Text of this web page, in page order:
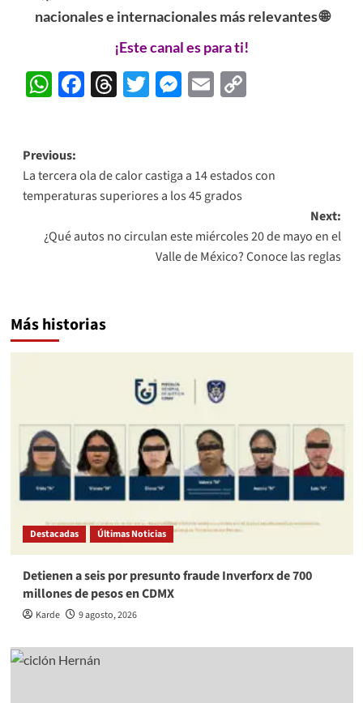
nacionales e internacionales más relevantes 🌐
¡Este canal es para ti!
WhatsApp
Facebook
Threads
Twitter
Messenger
EmailCopy
Post
navigation
Previous:
La tercera ola de calor castiga a 14 estados con
temperaturas superiores a los 45 grados
Next:
¿Qué autos no circulan este miércoles 20 de mayo en el
Valle de México? Conoce las reglas
Más historias
Destacadas Últimas Noticias
Detienen a seis por presunto fraude Inverforx de 700
millones de pesos en CDMX
Karde 9 agosto, 2026